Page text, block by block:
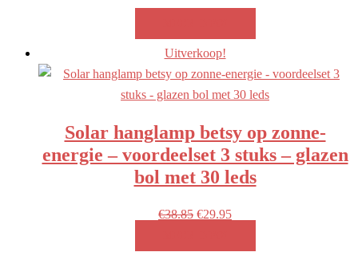
Uitverkoop!
Solar hanglamp betsy op zonne-
energie – voordeelset 3 stuks – glazen
bol met 30 leds
€38.85 Oorspronkelijke
€29.95Huidige